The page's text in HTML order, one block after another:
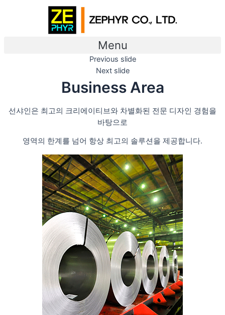
Menu
Previous slide
Next slide
Business Area
선샤인은 최고의 크리에이티브와 차별화된 전문 디자인 경험을
바탕으로
영역의 한계를 넘어 항상 최고의 솔루션을 제공합니다.